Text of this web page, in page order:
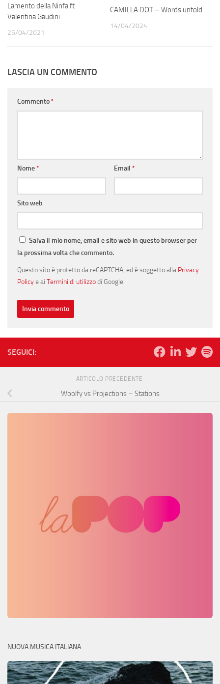
Lamento della Ninfa ft
Valentina Gaudini
25/04/2021
CAMILLA DOT – Words untold
14/04/2024
LASCIA UN COMMENTO
Commento*
Nome* Email *
Sito web
Salva il mio nome, email e sito web in questo browser per
la prossima volta che commento.
Questo sito è protetto da reCAPTCHA, ed è soggetto alla Privacy
Policye ai Termini di utilizzodi Google.
SEGUICI:
ARTICOLO PRECEDENTE
Woolfy vs Projections – Stations
NUOVA MUSICA ITALIANA